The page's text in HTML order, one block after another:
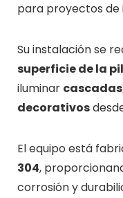
para proyectos de
Su instalación se
superficie de la
iluminar
decorativos
El equipo está
304,
corrosión y